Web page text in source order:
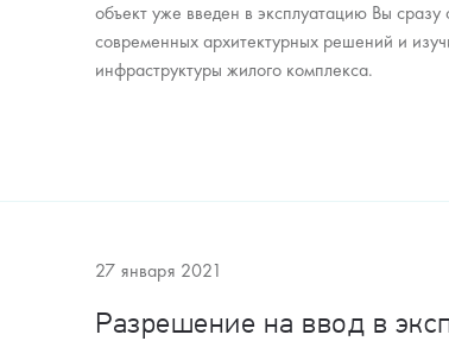
объект уже введен в эксплуатацию Вы сразу
современных архитектурных решений и
инфраструктуры жилого комплекса.
27 января 2021
Разрешение на ввод в